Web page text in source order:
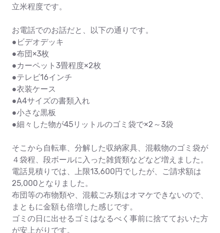
立米程度です。
お電話でのお話だと、以下の通りです。
●ビデオデッキ
●布団×3枚
●カーペット3畳程度×2枚
●テレビ16インチ
●衣装ケース
●A4サイズの書類入れ
●小さな黒板
●細々した物が45リットルのゴミ袋で×2～3袋
そこから自転車、分解した収納家具、混載物のゴミ袋が
４袋程、段ボールに入った雑貨類などなど増えました。
電話見積りでは、上限13,600円でしたが、ご請求額は
25,000となりました。
布団等の布物類や、混載ごみ類はオマケできないので、
まともに金額も倍増した感じです。
ゴミの日に出せるゴミはなるべく事前に捨てておいた方
が安上がりです。